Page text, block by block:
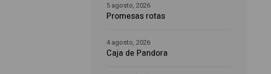
Promesas rotas
5 agosto, 2026
Caja de Pandora
4 agosto, 2026